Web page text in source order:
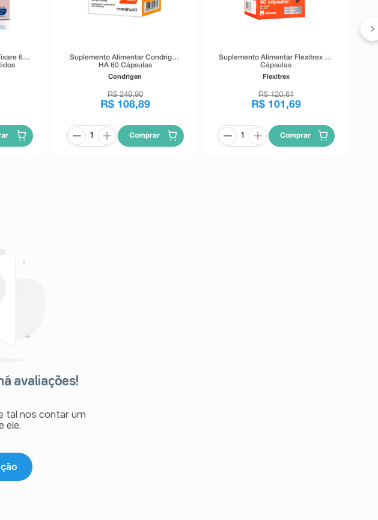
60
Suplemento Alimentar Condrigen
HA 60 Cápsulas
Condrigen
R$ 249,90
R$ 108,89
Comprar
Suplemento Alimentar Flexitrex 60
Cápsulas
Flexitrex
R$ 120,61
R$ 101 ,69
Comprar
avaliações!
tal nos contar um
ele.